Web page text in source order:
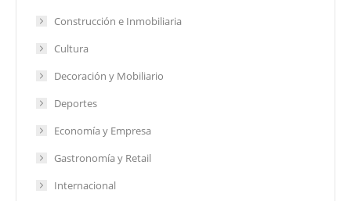
Construcción e Inmobiliaria
Cultura
Decoración y Mobiliario
Deportes
Economía y Empresa
Gastronomía y Retail
Internacional